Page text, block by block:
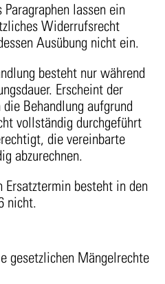
lassen ein
Widerrufsrecht
Ausübung nicht ein.
besteht nur während
Erscheint der
Behandlung aufgrund
vollständig durchgeführt
die vereinbarte
abzurechnen.
Ersatztermin besteht in den
nicht.
gesetzlichen Mängelrechte